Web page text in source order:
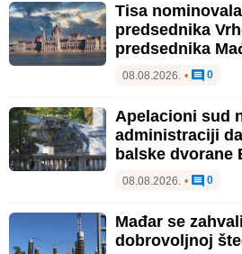
Tisa
predsednika
predsednika
08.08.2026. • 0
Apelacioni sud
administraciji
balske dvorane
08.08.2026. • 0
Mađar se
dobrovoljnoj